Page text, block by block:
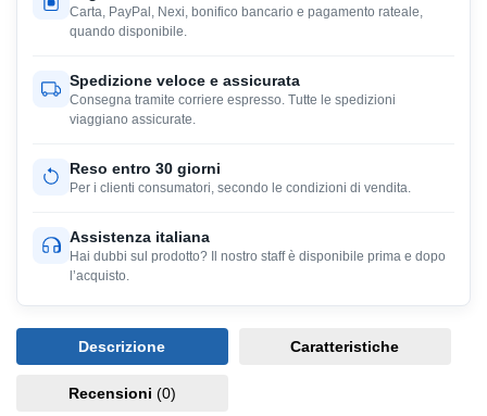
Carta, PayPal, Nexi, bonifico bancario e pagamento rateale,
quando disponibile.
Spedizione veloce e assicurata
Consegna tramite corriere espresso. Tutte le spedizioni
viaggiano assicurate.
Reso entro 30 giorni
Per i clienti consumatori, secondo le condizioni di vendita.
Assistenza italiana
Hai dubbi sul prodotto? Il nostro staff è disponibile prima e dopo
l’acquisto.
Descrizione Caratteristiche
Recensioni (0)